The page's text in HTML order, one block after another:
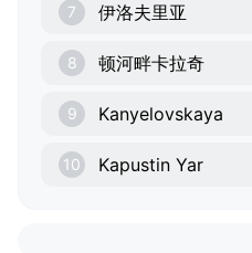
7 伊洛夫里亚
8 顿河畔卡拉奇
9 Kanyelovskaya
10 Kapustin Yar